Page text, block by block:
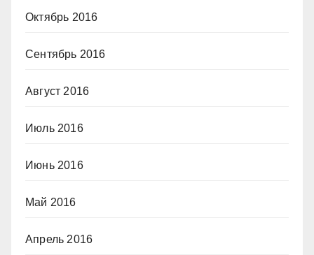
Октябрь 2016
Сентябрь 2016
Август 2016
Июль 2016
Июнь 2016
Май 2016
Апрель 2016